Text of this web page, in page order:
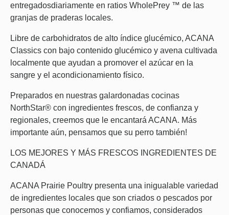
entregadosdiariamente en ratios WholePrey ™ de las
granjas de praderas locales.
Libre de carbohidratos de alto índice glucémico, ACANA
Classics con bajo contenido glucémico y avena cultivada
localmente que ayudan a promover el azúcar en la
sangre y el acondicionamiento físico.
Preparados en nuestras galardonadas cocinas
NorthStar® con ingredientes frescos, de confianza y
regionales, creemos que le encantará ACANA. Más
importante aún, pensamos que su perro también!
LOS MEJORES Y MÁS FRESCOS INGREDIENTES DE
CANADÁ
ACANA Prairie Poultry presenta una inigualable variedad
de ingredientes locales que son criados o pescados por
personas que conocemos y confiamos, considerados